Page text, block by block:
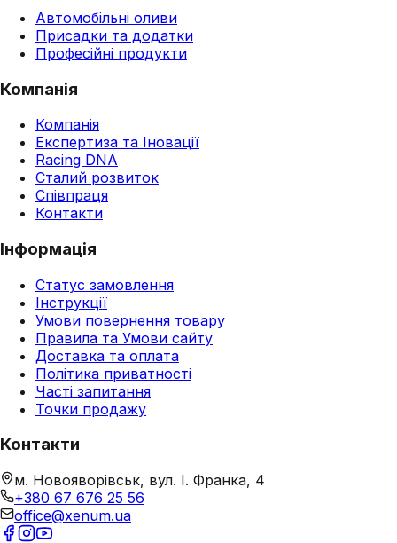
Автомобільні оливи
Присадки та додатки
Професійні продукти
Компанія
Компанія
Експертиза та Іновації
Racing DNA
Сталий розвиток
Співпраця
Контакти
Інформація
Статус замовлення
Інструкції
Умови повернення товару
Правила та Умови сайту
Доставка та оплата
Політика приватності
Часті запитання
Точки продажу
Контакти
м. Новояворівськ, вул. І. Франка, 4
+380 67 676 25 56
office@xenum.ua